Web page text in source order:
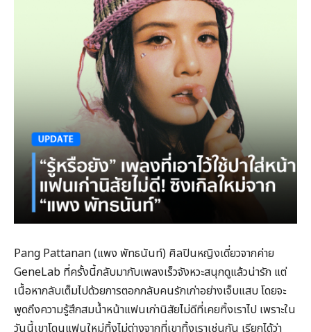
Pang Pattanan (แพง พัทธนันท์) ศิลปินหญิงเดี่ยวจากค่าย
GeneLab ที่ครั้งนี้กลับมากับเพลงเร็วจังหวะสนุกดูแล้วน่ารัก แต่
เนื้อหากลับเต็มไปด้วยการตอกกลับคนรักเก่าอย่างเจ็บแสบ โดยจะ
พูดถึงความรู้สึกสมน้ำหน้าแฟนเก่านิสัยไม่ดีที่เคยทิ้งเราไป เพราะใน
วันนี้เขาโดนแฟนใหม่ทิ้งไม่ต่างจากที่เขาทิ้งเราเช่นกัน เรียกได้ว่า